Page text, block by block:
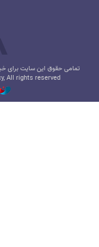
تمامی حقوق این سایت برای
All rights reserved